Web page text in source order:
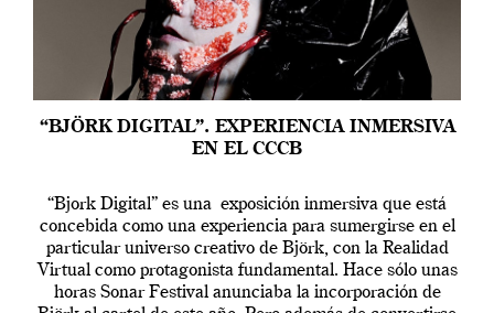
“BJÖRK DIGITAL”. EXPERIENCIA INMERSIVA
EN EL CCCB
“Bjork Digital” es una exposición inmersiva que está
concebida como una experiencia para sumergirse en el
particular universo creativo de Björk, con la Realidad
Virtual como protagonista fundamental. Hace sólo unas
horas Sonar Festival anunciaba la incorporación de